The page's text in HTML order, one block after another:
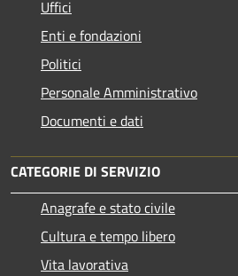
Uffici
Enti e fondazioni
Politici
Personale Amministrativo
Documenti e dati
CATEGORIE DI SERVIZIO
Anagrafe e stato civile
Cultura e tempo libero
Vita lavorativa